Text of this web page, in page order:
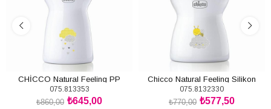
CHİCCO Natural Feeling PP
Biberon 6 Ay + 330ML
075.813353
₺645,00
₺860,00
Chicco Natural Feeling Silikon
Emzikli Pp Biberon Desenli 250 Ml
2+ Ay Yeni
075.8132330
₺577,50
₺770,00